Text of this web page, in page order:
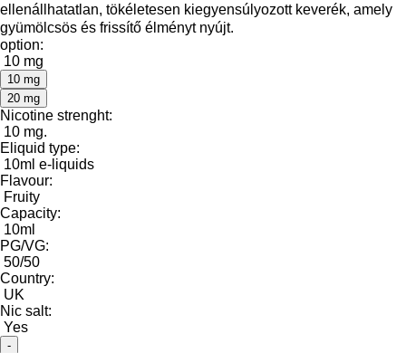
ellenállhatatlan, tökéletesen kiegyensúlyozott keverék, amely
gyümölcsös és frissítő élményt nyújt.
option:
10 mg
10 mg
20 mg
Nicotine strenght:
10 mg.
Eliquid type:
10ml e-liquids
Flavour:
Fruity
Capacity:
10ml
PG/VG:
50/50
Country:
UK
Nic salt:
Yes
-